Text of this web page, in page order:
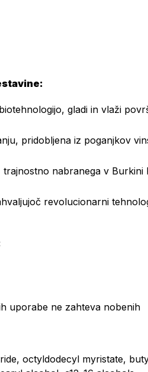
gladi in vlaži
pridobljena iz poganjkov
nabranega v Burkini
revolucionarni
uporabe ne zahteva nobenih
octyldodecyl myristate,